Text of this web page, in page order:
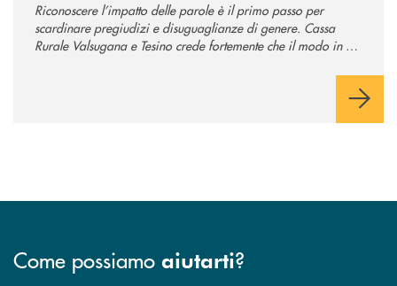
Riconoscere l’impatto delle parole è il primo passo per
scardinare pregiudizi e disuguaglianze di genere. Cassa
Rurale Valsugana e Tesino crede fortemente che il modo in cui
Come possiamo aiutarti?